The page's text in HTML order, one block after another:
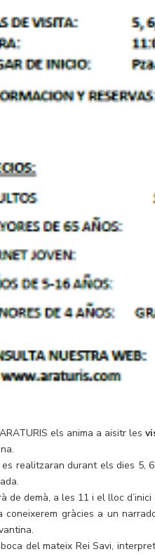
ARATURIS els anima a aisitr les
realitzaran durant els dies 5,
de demà, a les 11 i el lloc
coneixerem gràcies a un
del mateix Rei Savi,